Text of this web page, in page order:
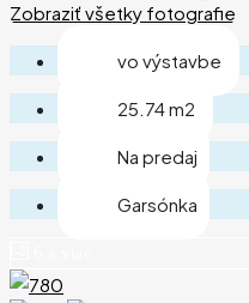
Zobraziť všetky fotografie
vo výstavbe
25.74 m2
Na predaj
Garsónka